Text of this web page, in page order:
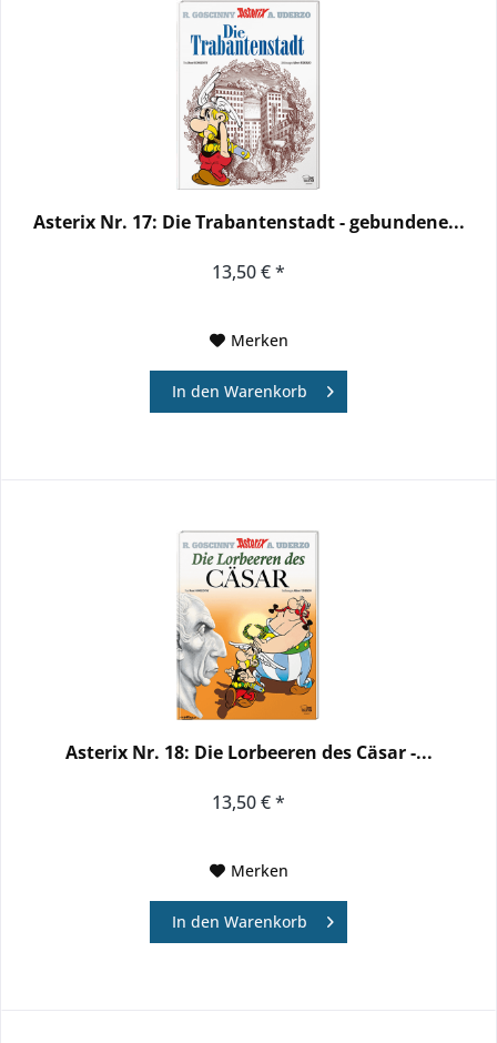
Asterix Nr. 17: Die Trabantenstadt - gebundene...
13,50 € *
Merken
In den Warenkorb
Asterix Nr. 18: Die Lorbeeren des Cäsar -...
13,50 € *
Merken
In den Warenkorb